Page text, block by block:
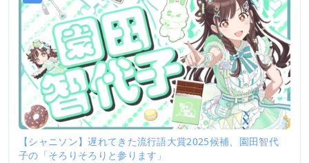
【シャニソン】遅れてきた流行語大賞2025候補、園田智代
子の「そろりそろりと参ります」